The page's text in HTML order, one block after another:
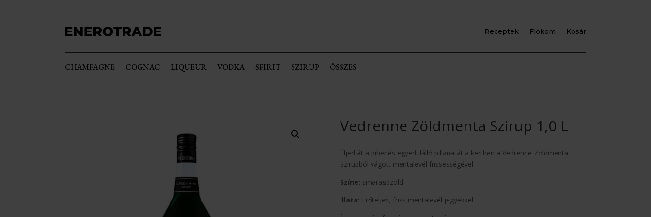
Receptek Fiókom Kosár
CHAMPAGNE COGNAC LIQUEUR VODKA SPIRIT SZIRUP ÖSSZES
Vedrenne Zöldmenta Szirup 1,0 L
Éljed át a pihenés egyedülálló pillanatát a kertben a Vedrenne Zöldmenta
Szirupból vágott mentalevél frissességével.
Színe: smaragdzöld
Illata: Erőteljes, friss mentalevél jegyekkel